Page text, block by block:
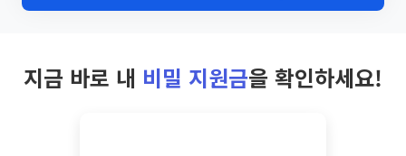
지금 바로 내 비밀 지원금을 확인하세요!